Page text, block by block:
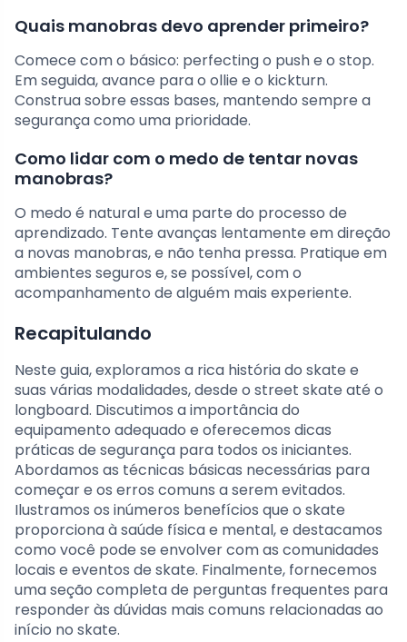
Quais manobras devo aprender primeiro?
Comece com o básico: perfecting o push e o stop.
Em seguida, avance para o ollie e o kickturn.
Construa sobre essas bases, mantendo sempre a
segurança como uma prioridade.
Como lidar com o medo de tentar novas
manobras?
O medo é natural e uma parte do processo de
aprendizado. Tente avanças lentamente em direção
a novas manobras, e não tenha pressa. Pratique em
ambientes seguros e, se possível, com o
acompanhamento de alguém mais experiente.
Recapitulando
Neste guia, exploramos a rica história do skate e
suas várias modalidades, desde o street skate até o
longboard. Discutimos a importância do
equipamento adequado e oferecemos dicas
práticas de segurança para todos os iniciantes.
Abordamos as técnicas básicas necessárias para
começar e os erros comuns a serem evitados.
Ilustramos os inúmeros benefícios que o skate
proporciona à saúde física e mental, e destacamos
como você pode se envolver com as comunidades
locais e eventos de skate. Finalmente, fornecemos
uma seção completa de perguntas frequentes para
responder às dúvidas mais comuns relacionadas ao
início no skate.